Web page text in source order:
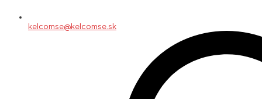
kelcomse@kelcomse.sk